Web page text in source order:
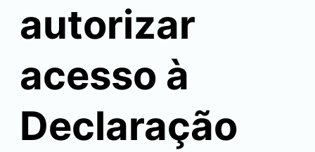
autorizar
acesso à
Declaração